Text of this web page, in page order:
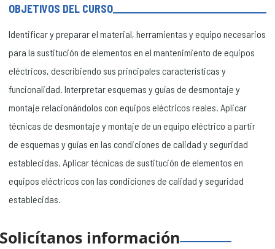
OBJETIVOS DEL CURSO
Identificar y preparar el material, herramientas y equipo necesarios
para la sustitución de elementos en el mantenimiento de equipos
eléctricos, describiendo sus principales características y
funcionalidad. Interpretar esquemas y guías de desmontaje y
montaje relacionándolos con equipos eléctricos reales. Aplicar
técnicas de desmontaje y montaje de un equipo eléctrico a partir
de esquemas y guías en las condiciones de calidad y seguridad
establecidas. Aplicar técnicas de sustitución de elementos en
equipos eléctricos con las condiciones de calidad y seguridad
establecidas.
Solicítanos información